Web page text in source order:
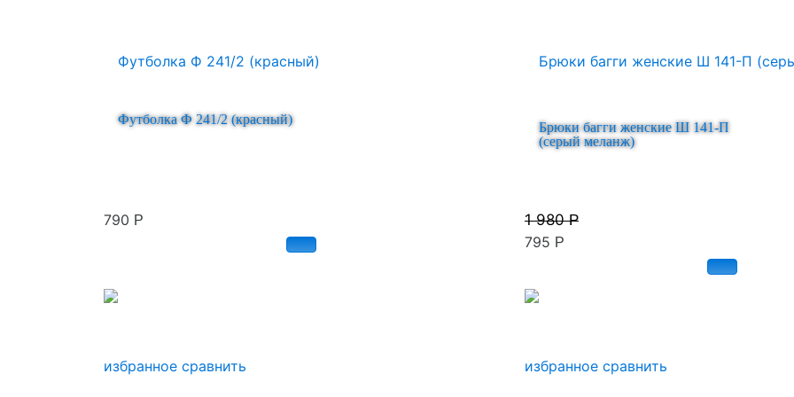
избранное сравнить
Футболка Ф 241/2 (красный)
790 Р
избранное сравнить
Брюки багги женские Ш 141-П
(серый меланж)
1 980Р
795 Р